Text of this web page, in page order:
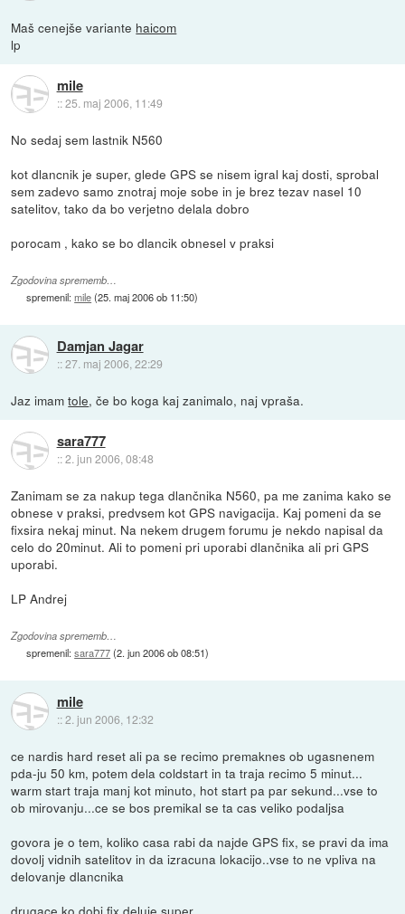
Maš cenejše variante haicom
lp
mile
::25. maj 2006, 11:49
No sedaj sem lastnik N560
kot dlancnik je super, glede GPS se nisem igral kaj dosti, sprobal
sem zadevo samo znotraj moje sobe in je brez tezav nasel 10
satelitov, tako da bo verjetno delala dobro
porocam , kako se bo dlancik obnesel v praksi
Zgodovina sprememb…
spremenil:mile(25. maj 2006 ob 11:50)
Damjan Jagar
::27. maj 2006, 22:29
Jaz imamtole, če bo koga kaj zanimalo, naj vpraša.
sara777
::2. jun 2006, 08:48
Zanimam se za nakup tega dlančnika N560, pa me zanima kako se
obnese v praksi, predvsem kot GPS navigacija. Kaj pomeni da se
fixsira nekaj minut. Na nekem drugem forumu je nekdo napisal da
celo do 20minut. Ali to pomeni pri uporabi dlančnika ali pri GPS
uporabi.
LP Andrej
Zgodovina sprememb…
spremenil:sara777(2. jun 2006 ob 08:51)
mile
::2. jun 2006, 12:32
ce nardis hard reset ali pa se recimo premaknes ob ugasnenem
pda-ju 50 km, potem dela coldstart in ta traja recimo 5 minut...
warm start traja manj kot minuto, hot start pa par sekund...vse to
ob mirovanju...ce se bos premikal se ta cas veliko podaljsa
govora je o tem, koliko casa rabi da najde GPS fix, se pravi da ima
dovolj vidnih satelitov in da izracuna lokacijo..vse to ne vpliva na
delovanje dlancnika
drugace ko dobi fix deluje super..